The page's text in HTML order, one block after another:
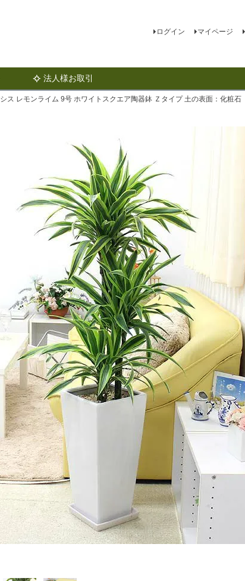
ログイン マイページ
法人様お取引
検索
ス レモンライム 9号 ホワイトスクエア陶器鉢 Ｚタイプ 土の表面：化粧石